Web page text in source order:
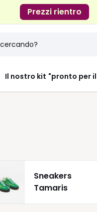
Prezzi rientro
Il nostro kit "pronto per
Sneakers
Tamaris